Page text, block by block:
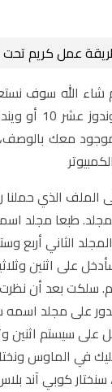
عمل كريم تحت
معك
الملف الذي
طبعا مجلد
الثاني
سأدخل على اثنين
سلكت بعد أن
على مجلد
سيستم اثنين
في الماوس
كوبي آند